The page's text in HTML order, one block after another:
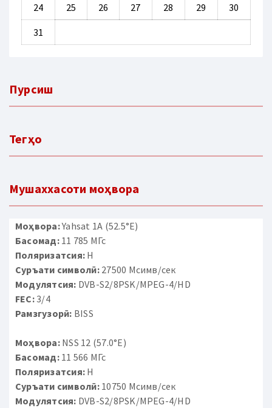
24 25 26 27 28 29 30
31
Пурсиш
Тегҳо
Мушаххасоти моҳвора
Моҳвора:Yahsat 1A (52.5°E)
Басомад:11 785 МГс
Поляризатсия: H
Суръати символӣ:27500 Мсимв/сек
Модулятсия: DVB-S2/8PSK/MPEG-4/HD
FEC:3/4
Рамзгузорӣ: BISS
Моҳвора:NSS 12 (57.0°E)
Басомад:11 566 МГс
Поляризатсия: H
Суръати символӣ:10750 Мсимв/сек
Модулятсия: DVB-S2/8PSK/MPEG-4/HD